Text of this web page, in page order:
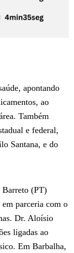
apontando
ao
Também
e federal,
Santana, e do
Barreto (PT)
parceria com o
Dr. Aloísio
ligadas ao
Em Barbalha,